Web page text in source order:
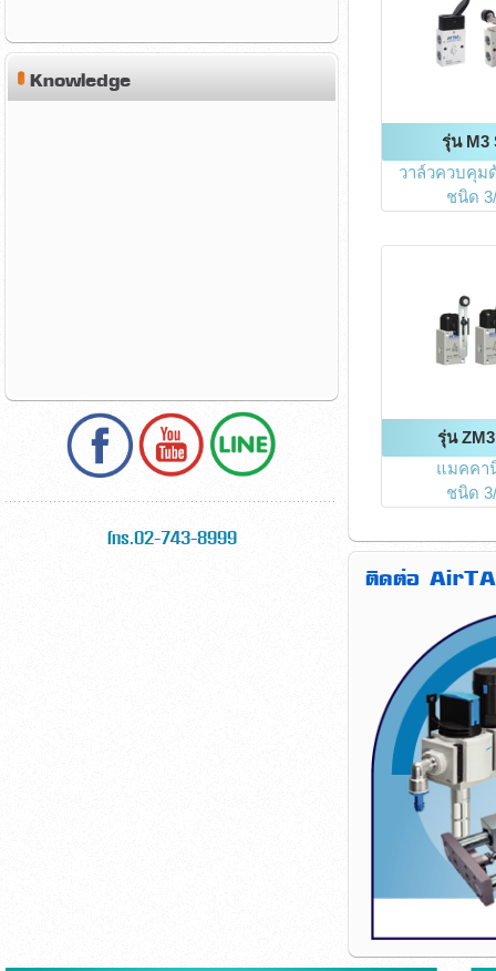
รุ่น M3
วาล์วควบคุม
ชนิด
รุ่น
แมคคา
ชนิด
ติดต่อ
Knowledge
โทร.02-743-8999